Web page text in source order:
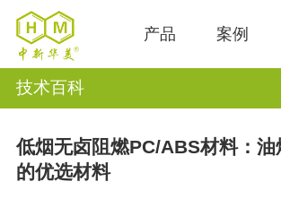
产品 案例
技术百科
低烟无卤阻燃PC/ABS材料：油
的优选材料